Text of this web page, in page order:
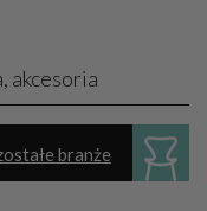
akcesoria
branże